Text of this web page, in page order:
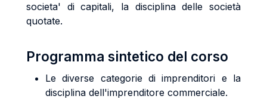
societa' di capitali, la disciplina delle società
quotate.
Programma sintetico del corso
Le diverse categorie di imprenditori e la
disciplina dell'imprenditore commerciale.